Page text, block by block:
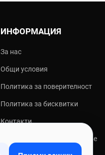
ИНФОРМАЦИЯ
За нас
Общи условия
Политика за поверителност
Политика за бисквитки
Контакти
Онлайн решаване на спорове